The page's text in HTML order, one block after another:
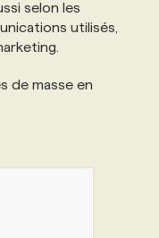
selon les
utilisés,
de masse en